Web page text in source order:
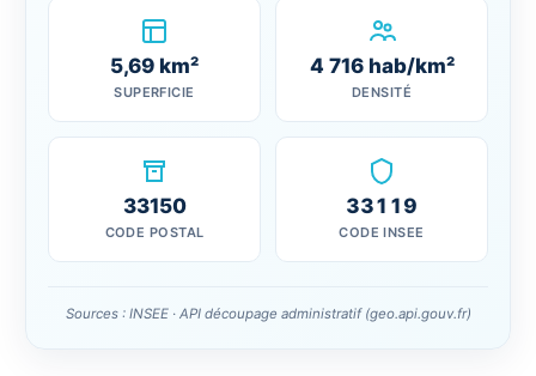
5,69 km²
SUPERFICIE
4 716 hab/km²
DENSITÉ
33150
CODE POSTAL
33119
CODE INSEE
Sources : INSEE · API découpage administratif (geo.api.gouv.fr)